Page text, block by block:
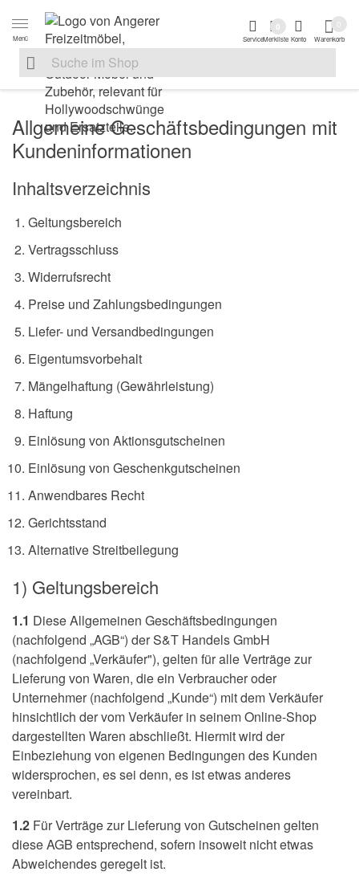
Zur Navigation springen
Menü
Suche nach
Suche im Shop, nach der Eingabe von 3 Buchstaben
ServiceMerkliste
0
Konto Warenkorb
Allgemeine Geschäftsbedingungen mit
Kundeninformationen
Inhaltsverzeichnis
Geltungsbereich
Vertragsschluss
Widerrufsrecht
Preise und Zahlungsbedingungen
Liefer- und Versandbedingungen
Eigentumsvorbehalt
Mängelhaftung (Gewährleistung)
Haftung
Einlösung von Aktionsgutscheinen
Einlösung von Geschenkgutscheinen
Anwendbares Recht
Gerichtsstand
Alternative Streitbeilegung
1) Geltungsbereich
1.1 Diese Allgemeinen Geschäftsbedingungen
(nachfolgend „AGB“) der S&T Handels GmbH
(nachfolgend „Verkäufer"), gelten für alle Verträge zur
Lieferung von Waren, die ein Verbraucher oder
Unternehmer (nachfolgend „Kunde“) mit dem Verkäufer
hinsichtlich der vom Verkäufer in seinem Online-Shop
dargestellten Waren abschließt. Hiermit wird der
Einbeziehung von eigenen Bedingungen des Kunden
widersprochen, es sei denn, es ist etwas anderes
vereinbart.
1.2 Für Verträge zur Lieferung von Gutscheinen gelten
diese AGB entsprechend, sofern insoweit nicht etwas
Abweichendes geregelt ist.